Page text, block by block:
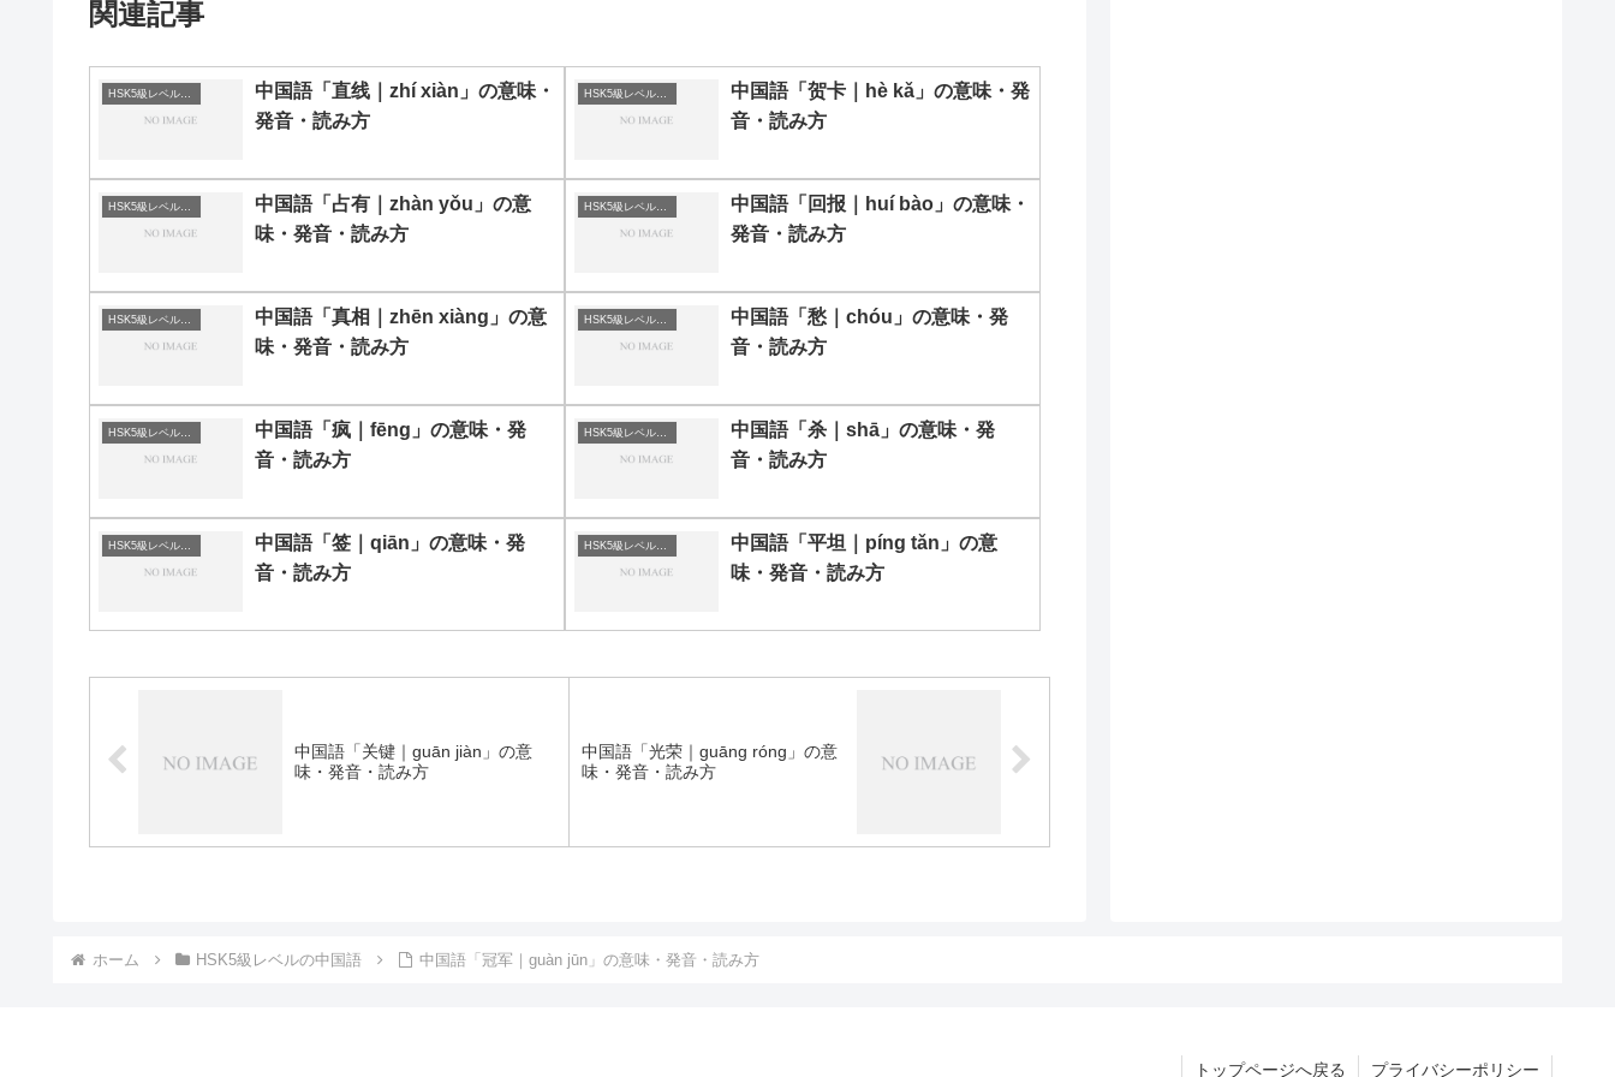
関連記事
中国語「直线｜zhí xiàn」の意味・
発音・読み方
中国語「贺卡｜hè kǎ」の意味・発
音・読み方
中国語「占有｜zhàn yǒu」の意
味・発音・読み方
中国語「回报｜huí bào」の意味・
発音・読み方
中国語「真相｜zhēn xiàng」の意
味・発音・読み方
中国語「愁｜chóu」の意味・発
音・読み方
中国語「疯｜fēng」の意味・発
音・読み方
中国語「杀｜shā」の意味・発
音・読み方
中国語「签｜qiān」の意味・発
音・読み方
中国語「平坦｜píng tǎn」の意
味・発音・読み方
中国語「关键｜guān jiàn」の意
味・発音・読み方
中国語「光荣｜guāng róng」の意
味・発音・読み方
ホーム HSK5級レベルの中国語 中国語「冠军｜guàn jūn」の意味・発音・読み方
トップページへ戻る プライバシーポリシー